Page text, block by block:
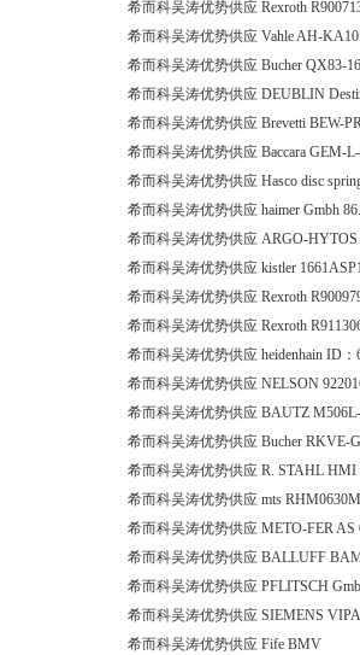
希而科吴涛优势供应 Rexroth
希而科吴涛优势供应 Vahle AH-
希而科吴涛优势供应 Bucher QX83-
希而科吴涛优势供应 DEUBLIN
希而科吴涛优势供应 Brevetti BEW-
希而科吴涛优势供应 Baccara GEM-
希而科吴涛优势供应 Hasco disc
希而科吴涛优势供应 haimer Gmbh
希而科吴涛优势供应 ARGO-HYTOS
希而科吴涛优势供应 kistler
希而科吴涛优势供应 Rexroth
希而科吴涛优势供应 Rexroth
希而科吴涛优势供应 heidenhain ID
希而科吴涛优势供应 NELSON
希而科吴涛优势供应 BAUTZ
希而科吴涛优势供应 Bucher RKVE-
希而科吴涛优势供应 R. STAHL HMI
希而科吴涛优势供应 mts
希而科吴涛优势供应 METO-FER AS
希而科吴涛优势供应 BALLUFF
希而科吴涛优势供应 PFLITSCH
希而科吴涛优势供应 SIEMENS
希而科吴涛优势供应 Fife BMV